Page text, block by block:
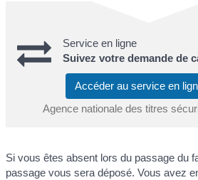
Service en ligne
Suivez votre demande de
Accéder au service en
Agence nationale des titres
Si vous êtes absent lors du passage du
passage vous sera déposé. Vous avez